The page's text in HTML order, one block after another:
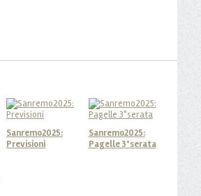
Sanremo2025:
Previsioni
Sanremo2025:
Pagelle 3°serata